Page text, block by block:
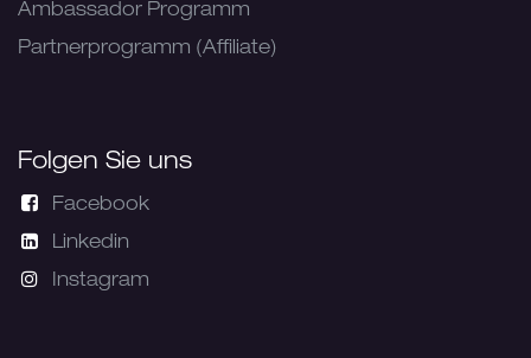
Ambassador Programm
Partnerprogramm (Affiliate)
Folgen Sie uns
Facebook
Linkedin
Instagram